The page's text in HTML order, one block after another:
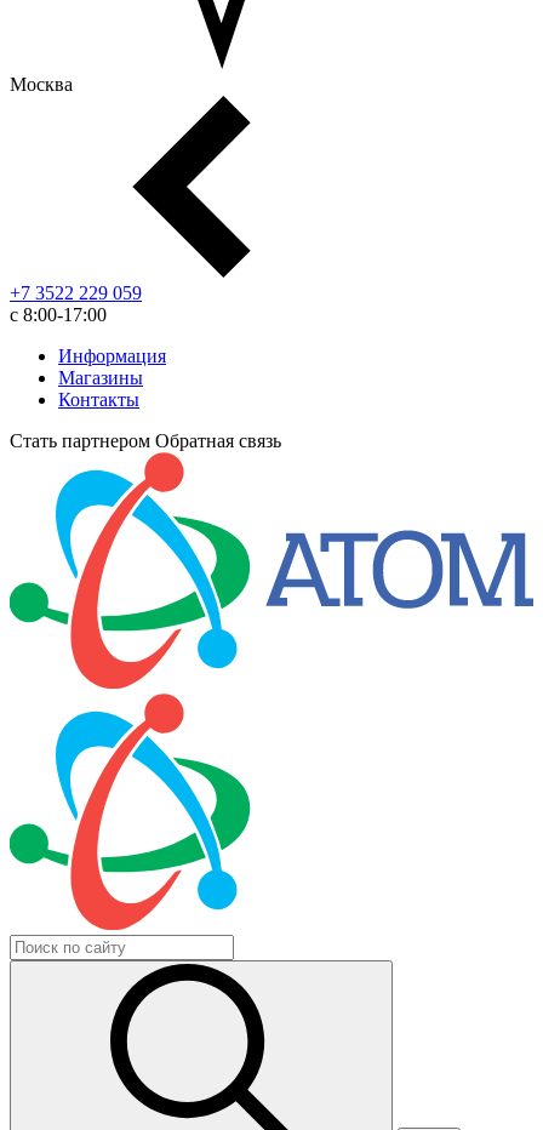
Москва
+7 3522 229 059
с 8:00-17:00
Информация
Магазины
Контакты
Стать партнером Обратная связь